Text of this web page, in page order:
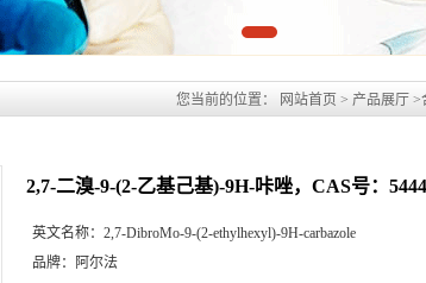
您当前的位置： 网站首页 > 产品展厅 >
2,7-二溴-9-(2-乙基己基)-9H-咔唑，CAS号：
英文名称： 2,7-DibroMo-9-(2-ethylhexyl)-9H-carbazole
品牌：
阿尔法